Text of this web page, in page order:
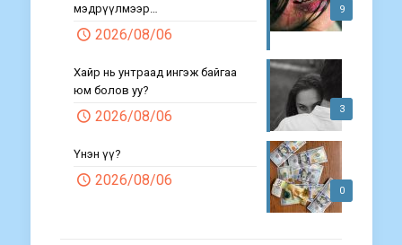
9
мэдрүүлмээр…
2026/08/06
3
Хайр нь унтраад ингэж байгаа
юм болов уу?
2026/08/06
0
Үнэн үү?
2026/08/06